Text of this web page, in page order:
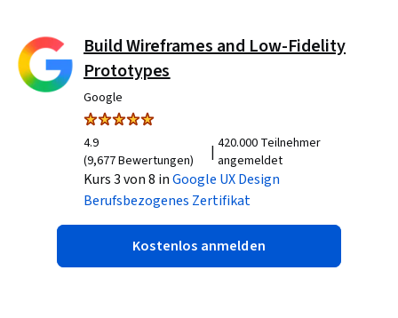
Build Wireframes and Low-Fidelity
Prototypes
Google
4.9
(9,677 Bewertungen)
| 420.000 Teilnehmer
angemeldet
Kurs 3 von 8 inGoogle UX Design
Berufsbezogenes Zertifikat
Kostenlos anmelden